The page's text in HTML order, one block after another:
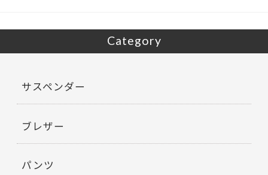
Category
サスペンダー
ブレザー
パンツ